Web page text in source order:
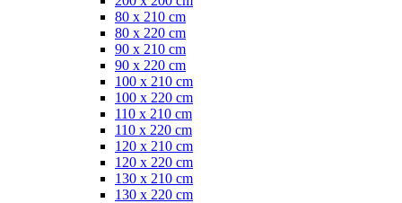
80 x 210 cm
80 x 220 cm
90 x 210 cm
90 x 220 cm
100 x 210 cm
100 x 220 cm
110 x 210 cm
110 x 220 cm
120 x 210 cm
120 x 220 cm
130 x 210 cm
130 x 220 cm